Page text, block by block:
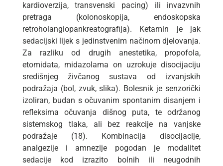
kardioverzija, transvenski pacing) ili invazvnih
pretraga (kolonoskopija, endoskopska
retroholangiopankreatografija). Ketamin je jak
sedacijski lijek s jedinstvenim načinom djelovanja.
Za razliku od drugih anestetika, propofola,
etomidata, midazolama on uzrokuje disocijaciju
središnjeg živčanog sustava od izvanjskih
podražaja (bol, zvuk, slika). Bolesnik je senzorički
izoliran, budan s očuvanim spontanim disanjem i
refleksima očuvanja dišnog puta, te održanog
sistemskog tlaka, ali bez reakcije na vanjske
podražaje (18). Kombinacija disocijacije,
analgezije i amnezije pogodan je modalitet
sedacije kod izrazito bolnih ili neugodnih